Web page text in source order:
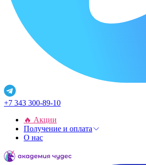
+7 343 300-89-10
🔥 Акции
Получение и оплата
О нас